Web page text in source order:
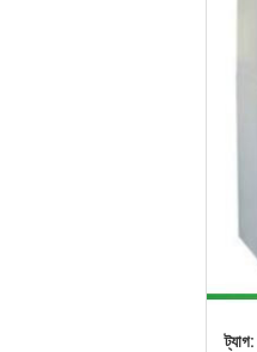
ট্যাগ: